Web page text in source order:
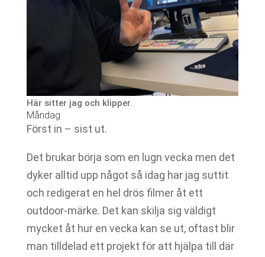
Här sitter jag och klipper.
Måndag
Först in – sist ut.
Det brukar börja som en lugn vecka men det
dyker alltid upp något så idag har jag suttit
och redigerat en hel drös filmer åt ett
outdoor-märke. Det kan skilja sig väldigt
mycket åt hur en vecka kan se ut, oftast blir
man tilldelad ett projekt för att hjälpa till där